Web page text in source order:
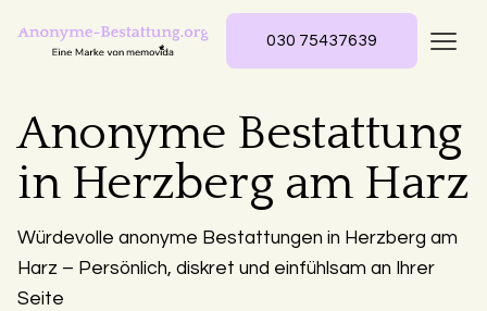
030 75437639
Anonyme Bestattung
in Herzberg am Harz
Würdevolle anonyme Bestattungen in Herzberg am
Harz – Persönlich, diskret und einfühlsam an Ihrer
Seite